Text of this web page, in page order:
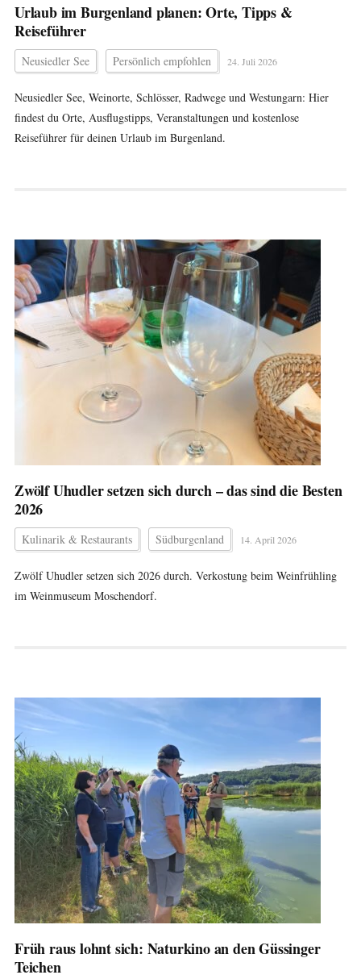
Urlaub im Burgenland planen: Orte, Tipps &
Reiseführer
Neusiedler See Persönlich empfohlen 24. Juli 2026
Neusiedler See, Weinorte, Schlösser, Radwege und Westungarn: Hier
findest du Orte, Ausflugstipps, Veranstaltungen und kostenlose
Reiseführer für deinen Urlaub im Burgenland.
Zwölf Uhudler setzen sich durch – das sind die Besten
2026
Kulinarik & Restaurants Südburgenland 14. April 2026
Zwölf Uhudler setzen sich 2026 durch. Verkostung beim Weinfrühling
im Weinmuseum Moschendorf.
Früh raus lohnt sich: Naturkino an den Güssinger
Teichen